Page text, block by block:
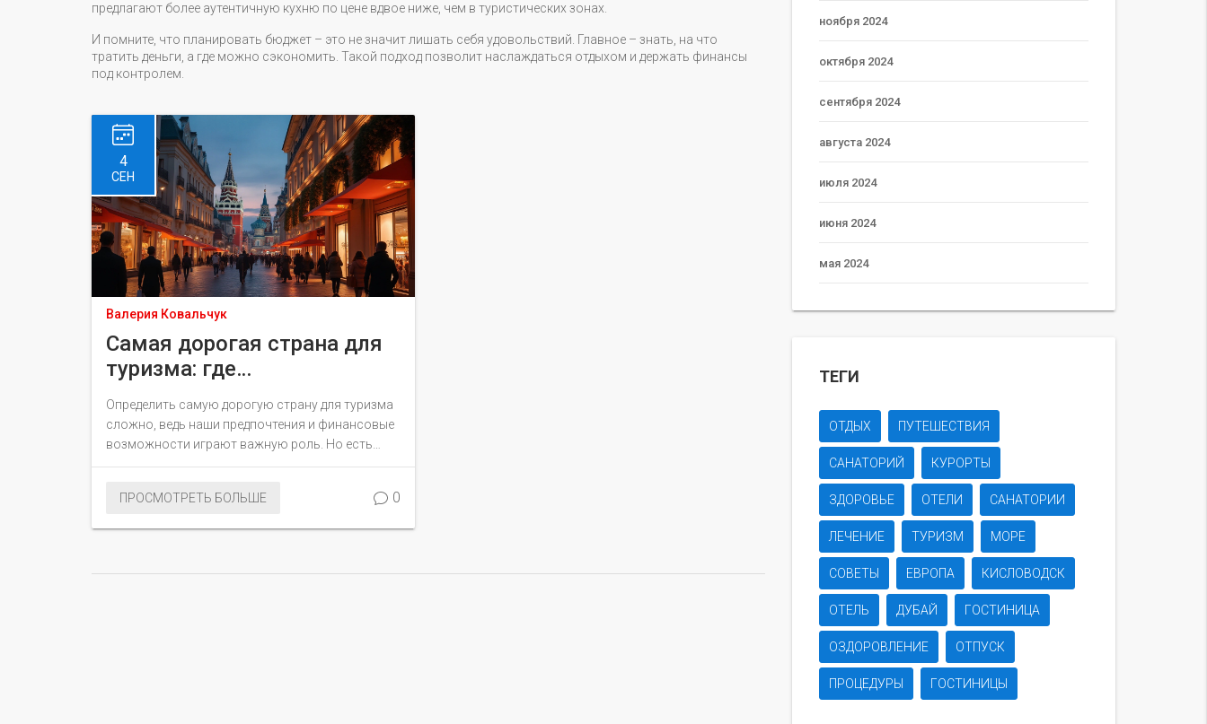
предлагают более аутентичную кухню по цене вдвое ниже, чем в туристических зонах.
И помните, что планировать бюджет – это не значит лишать себя удовольствий. Главное – знать, на что
тратить деньги, а где можно сэкономить. Такой подход позволит наслаждаться отдыхом и держать финансы
под контролем.
4
СЕН
Валерия Ковальчук
Самая дорогая страна для
туризма: где
путешественники тратят
больше всего денег
Определить самую дорогую страну для туризма
сложно, ведь наши предпочтения и финансовые
возможности играют важную роль. Но есть
страны, где расходы на отдых всегда высокие. В
стоят дороже других для туристов, и как можно
ПРОСМОТРЕТЬ БОЛЬШЕ 0
ноября 2024
октября 2024
сентября 2024
августа 2024
июля 2024
июня 2024
мая 2024
ТЕГИ
ОТДЫХ ПУТЕШЕСТВИЯ
САНАТОРИЙ КУРОРТЫ
ЗДОРОВЬЕ ОТЕЛИ САНАТОРИИ
ЛЕЧЕНИЕ ТУРИЗМ МОРЕ
СОВЕТЫ ЕВРОПА КИСЛОВОДСК
ОТЕЛЬ ДУБАЙ ГОСТИНИЦА
ОЗДОРОВЛЕНИЕ ОТПУСК
ПРОЦЕДУРЫ ГОСТИНИЦЫ